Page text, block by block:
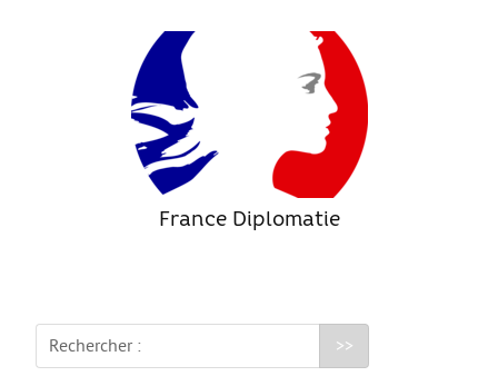
France Diplomatie
Rechercher :